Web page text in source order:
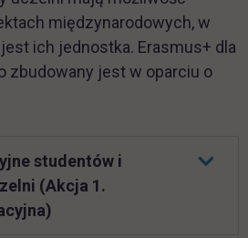
międzynarodowych, w
ich jednostka. Erasmus+ dla
zbudowany jest w oparciu o
studentów i
(Akcja 1.